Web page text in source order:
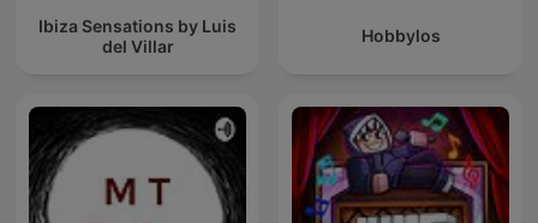
Ibiza Sensations by Luis
del Villar
Hobbylos